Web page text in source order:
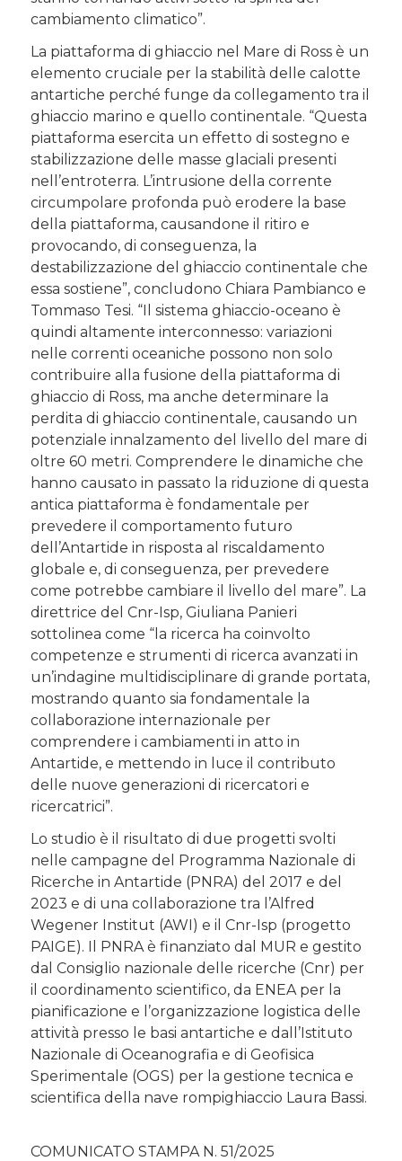
cambiamento climatico”.
La piattaforma di ghiaccio nel Mare di Ross è un
elemento cruciale per la stabilità delle calotte
antartiche perché funge da collegamento tra il
ghiaccio marino e quello continentale. “Questa
piattaforma esercita un effetto di sostegno e
stabilizzazione delle masse glaciali presenti
nell’entroterra. L’intrusione della corrente
circumpolare profonda può erodere la base
della piattaforma, causandone il ritiro e
provocando, di conseguenza, la
destabilizzazione del ghiaccio continentale che
essa sostiene”, concludono Chiara Pambianco e
Tommaso Tesi. “Il sistema ghiaccio-oceano è
quindi altamente interconnesso: variazioni
nelle correnti oceaniche possono non solo
contribuire alla fusione della piattaforma di
ghiaccio di Ross, ma anche determinare la
perdita di ghiaccio continentale, causando un
potenziale innalzamento del livello del mare di
oltre 60 metri. Comprendere le dinamiche che
hanno causato in passato la riduzione di questa
antica piattaforma è fondamentale per
prevedere il comportamento futuro
dell’Antartide in risposta al riscaldamento
globale e, di conseguenza, per prevedere
come potrebbe cambiare il livello del mare”. La
direttrice del Cnr-Isp, Giuliana Panieri
sottolinea come “la ricerca ha coinvolto
competenze e strumenti di ricerca avanzati in
un’indagine multidisciplinare di grande portata,
mostrando quanto sia fondamentale la
collaborazione internazionale per
comprendere i cambiamenti in atto in
Antartide, e mettendo in luce il contributo
delle nuove generazioni di ricercatori e
ricercatrici”.
Lo studio è il risultato di due progetti svolti
nelle campagne del Programma Nazionale di
Ricerche in Antartide (PNRA) del 2017 e del
2023 e di una collaborazione tra l’Alfred
Wegener Institut (AWI) e il Cnr-Isp (progetto
PAIGE). Il PNRA è finanziato dal MUR e gestito
dal Consiglio nazionale delle ricerche (Cnr) per
il coordinamento scientifico, da ENEA per la
pianificazione e l’organizzazione logistica delle
attività presso le basi antartiche e dall’Istituto
Nazionale di Oceanografia e di Geofisica
Sperimentale (OGS) per la gestione tecnica e
scientifica della nave rompighiaccio Laura Bassi.
COMUNICATO STAMPA N. 51/2025